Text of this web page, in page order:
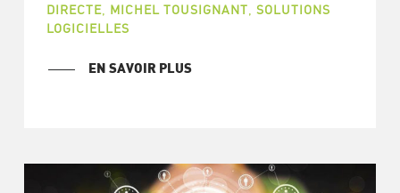
DIRECTE, MICHEL TOUSIGNANT SOLUTIONS
LOGICIELLES
EN SAVOIR PLUS